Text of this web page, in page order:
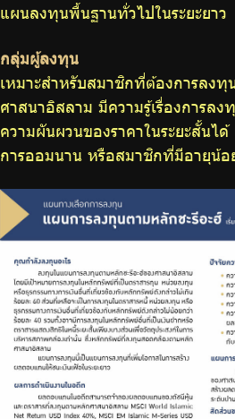
แผนลงทุนพื้นฐานทั่วไปในระยะยาว
กลุ่มผู้ลงทุน
เหมาะสำหรับสมาชิกที่ต้องการลงทุ
ศาสนาอิสลาม มีความรู้เรื่องการลง
ความผันผวนของราคาในระยะสั้นไ
การออมนาน หรือสมาชิกที่มีอายุน้อ